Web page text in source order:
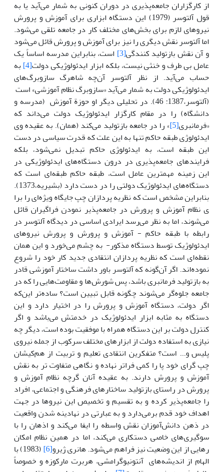
از کارگزاران جامعه‌پذیری در دوران کنونی به شمار می‌آید یا به
قول آلتوسر (1979) این دستگاه ابزاری برای آموزش و پرورش
نیروهای لازم برای بخش‌های مختلف کار در جامعه تلقی می‌شود.
اما آلتوسر نقش دیگری را نیز برای آموزش و پرورش قائل می‌شود
و آن نقش بازتولید کنندگی[3]
است، بنابراین مدرسه اساساً یک
عامل بی طرف و خنثی نیست، بلکه ابزار ایدئولوژیکی دولت[4] به
حساب می‌آید. از نظر آلتوسر آن‌چه شاهرگ سازوبرگ‌های
ایدئولوژیکی دولت به شمار می‌آید «سازوبرگ نظام آموزشی» است
(آلتوسر،1387: 46). در تحلیلی دیگر او حوزة آموزش (مدرسه و
دانشگاه) را در مقام کارگزار ایدئولوژیک دولت می‌داند که
«فرمانبری[5] » را در جامعه بازتولید می‌کند (همان). به عقیده وی
ایدئولوژی طبقه حاکم تنها به این علت که قدرت سیاسی در دست
این طبقه است، به ایدئولوژی حاکم تبدیل نمی‌شود، بلکه
فرایندهای جامعه‌پذیری در درون دستگاه‌های ایدئولوژیکی در
این زمینه مهمترین عامل است، طبقه حاکم طبقه‌ای است که
دستگاه‌های ایدئولوژیک دولتی را در دست دارد (بشیریه،1373).
بنابراین مشخص است که نظریه پردازان چپ جایگاه ویژه‌ای را برا
ی نظام آموزش و پرورش در جامعه‌پذیر نمودن فراگیران قائل
می‌شوند، اما به نظر می‌رسد ایرادی اساسی در دیدگاه آلتوسر در
رابطه با طبقه حاکم - آموزش و پرورش و پرورش نیروهای
ایدئولوژیک توسط دستگاه مذکور- به چشم می‌خورد و این همان
نقطه‌ای است که نظریه پردازان انتقادی جدید کار خود را شروع
نموده‌اند. اگر آن‌گونه که آلتوسر باور داشت ساختار آموزشی قادر
به بازتولید فرمانبری باشد، پس شورش‌ها و مقاومت‌هایی را که در
جامعه جلوه‌گر می‌شوند چگونه قابل تبیین است؟ ساده‌تر این‌که
اگر دولت، دستگاه آموزش و پرورش را در اختیار دارد و این
دستگاه به مثابه ابزار ایدئولوژیک در خدمتش می‌باشد و اگر
کنترل دولت بر این دستگاه همراه با موفقیت بوده است، دیگر چه
نیازی به استفاده دولت از ابزارهای مختلف سرکوب از جمله نیروی
پلیس و... است؟ متفکرین انتقادی تعلیم و تربیت از هم‌کیشان
چپ گرای خود پا را کمی ‌فراتر نهاده و نگاهی متفاوت تر به نقش
آموزش و پرورش دارند. به عقیده آنان گرچه نظام آموزش و
پرورش در راستای بازتولید ساختارهای فرهنگی و اجتماعی، افراد
را جامعه‌پذیر کرده و به تقسیم و تخصیص این نیروها در جهت
اهداف خود قدم برمی‌دارد و به عبارتی در نهادینه شدن واقعیت
در ذهن دانش‌آموزان نقش واسطه را ایفا می‌کند و اذهان را با
سوگیری‌های خاصی دستکاری می‌کند، اما در همین نظام امکان
رهایی از این وضعیت نیز فراهم می‌شود. هانری ژیرو[6]
(1983) با
الهام از اندیشه‌های آنتونیوگرامشی، هربرت مارکوزه و خصوصاً